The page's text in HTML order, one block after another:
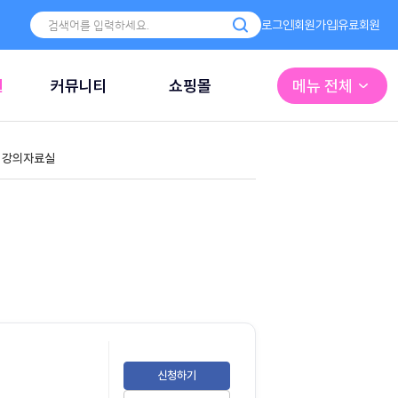
로그인회원가입유료회원
커뮤니티 쇼핑몰 메뉴 전체
강의자료실
신청하기